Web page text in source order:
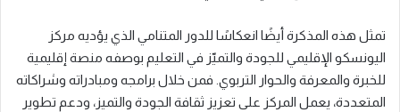
تمثل هذه المذكرة أيضًا انعكاسًا للدور المتنامي الذي يؤديه مركز
اليونسكو الإقليمي للجودة والتميّز في التعليم بوصفه منصة إقليمية
للخبرة والمعرفة والحوار التربوي. فمن خلال برامجه ومبادراته وشراكاته
المتعددة، يعمل المركز على تعزيز ثقافة الجودة والتميز، ودعم تطوير